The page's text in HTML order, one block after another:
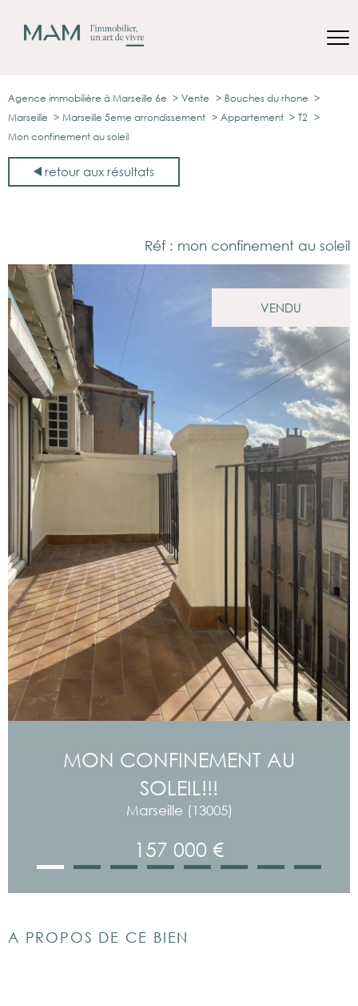
Agence immobilière à Marseille 6e Vente
Bouches du rhone
Marseille
Marseille 5eme arrondissement Appartement
T2
Mon confinement au soleil
retour aux résultats
Réf : mon confinement au soleil
VENDU
MON CONFINEMENT AU
SOLEIL!!!
Marseille (13005)
157 000 €
A PROPOS DE CE BIEN